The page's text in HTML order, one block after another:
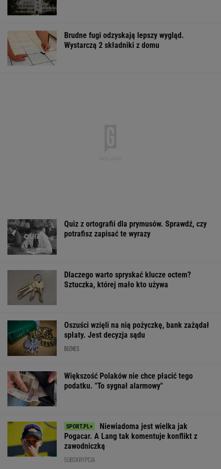
Brudne fugi odzyskają lepszy wygląd.
Wystarczą 2 składniki z domu
Quiz z ortografii dla prymusów. Sprawdź, czy
potrafisz zapisać te wyrazy
Dlaczego warto spryskać klucze octem?
Sztuczka, której mało kto używa
Oszuści wzięli na nią pożyczkę, bank zażądał
spłaty. Jest decyzja sądu
BIZNES
Większość Polaków nie chce płacić tego
podatku. "To sygnał alarmowy"
Niewiadoma jest wielka jak
Pogacar. A Lang tak komentuje konflikt z
zawodniczką
SUBSKRYPCJA